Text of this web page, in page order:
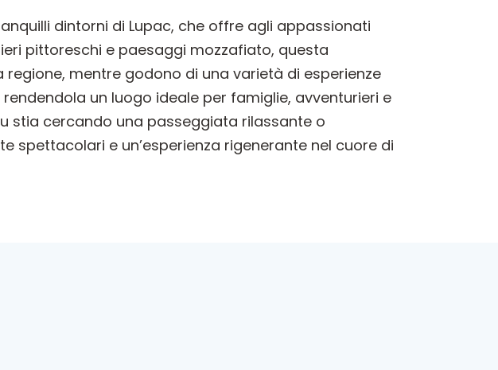
dintorni di Lupac, che offre agli appassionati
pittoreschi e paesaggi mozzafiato, questa
mentre godono di una varietà di esperienze
un luogo ideale per famiglie, avventurieri e
stia cercando una passeggiata rilassante o
spettacolari e un’esperienza rigenerante nel cuore di